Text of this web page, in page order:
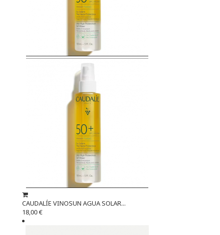
CAUDALÍE VINOSUN AGUA SOLAR...
18,00 €